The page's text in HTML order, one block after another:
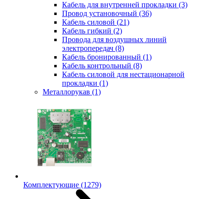
Кабель для внутренней прокладки (3)
Провод установочный (36)
Кабель силовой (21)
Кабель гибкий (2)
Провода для воздушных линий
электропередач (8)
Кабель бронированный (1)
Кабель контрольный (8)
Кабель силовой для нестационарной
прокладки (1)
Металлорукав (1)
Комплектующие (1279)